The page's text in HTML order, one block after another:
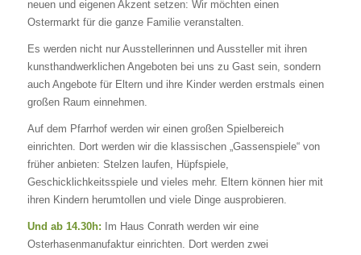
neuen und eigenen Akzent setzen: Wir möchten einen
Ostermarkt für die ganze Familie veranstalten.
Es werden nicht nur Ausstellerinnen und Aussteller mit ihren
kunsthandwerklichen Angeboten bei uns zu Gast sein, sondern
auch Angebote für Eltern und ihre Kinder werden erstmals einen
großen Raum einnehmen.
Auf dem Pfarrhof werden wir einen großen Spielbereich
einrichten. Dort werden wir die klassischen „Gassenspiele“ von
früher anbieten: Stelzen laufen, Hüpfspiele,
Geschicklichkeitsspiele und vieles mehr. Eltern können hier mit
ihren Kindern herumtollen und viele Dinge ausprobieren.
Und ab 14.30h: Im Haus Conrath werden wir eine
Osterhasenmanufaktur einrichten. Dort werden zwei